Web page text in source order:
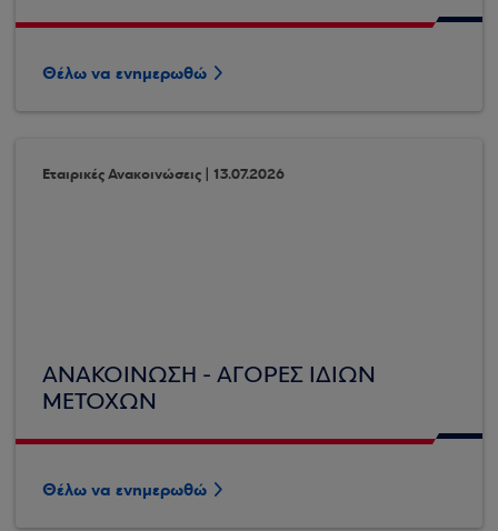
Θέλω να ενημερωθώ
Εταιρικές Ανακοινώσεις | 13.07.2026
ΑΝΑΚΟΙΝΩΣΗ - ΑΓΟΡΕΣ ΙΔΙΩΝ
ΜΕΤΟΧΩΝ
Θέλω να ενημερωθώ